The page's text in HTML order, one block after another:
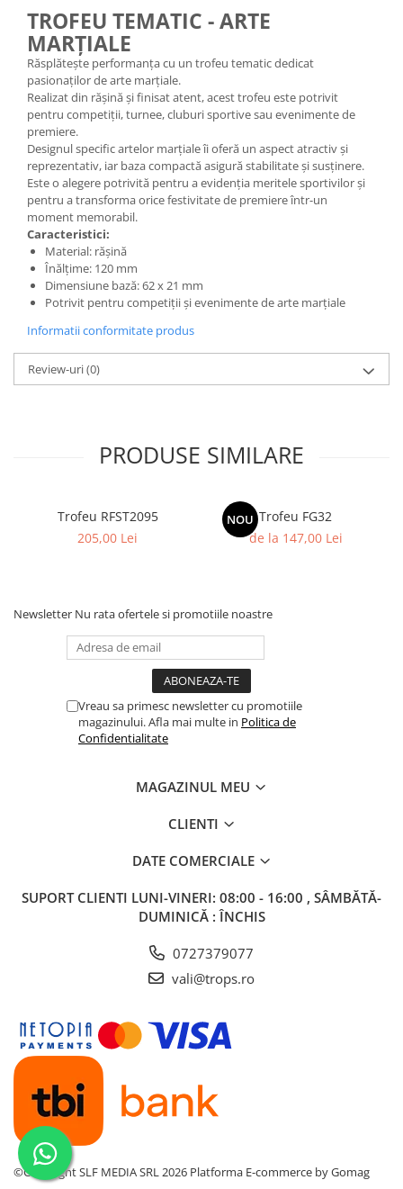
TROFEU TEMATIC - ARTE
MARȚIALE
Răsplătește performanța cu un trofeu tematic dedicat
pasionaților de arte marțiale.
Realizat din rășină și finisat atent, acest trofeu este potrivit
pentru competiții, turnee, cluburi sportive sau evenimente de
premiere.
Designul specific artelor marțiale îi oferă un aspect atractiv și
reprezentativ, iar baza compactă asigură stabilitate și susținere.
Este o alegere potrivită pentru a evidenția meritele sportivilor și
pentru a transforma orice festivitate de premiere într-un
moment memorabil.
Caracteristici:
Material: rășină
Înălțime: 120 mm
Dimensiune bază: 62 x 21 mm
Potrivit pentru competiții și evenimente de arte marțiale
Informatii conformitate produs
Review-uri(0)
PRODUSE SIMILARE
Trofeu RFST2095
205,00 Lei
NOU Trofeu FG32
de la 147,00 Lei
Newsletter Nu rata ofertele si promotiile noastre
Vreau sa primesc newsletter cu promotiile
magazinului. Afla mai multe in Politica de
Confidentialitate
MAGAZINUL MEU
CLIENTI
DATE COMERCIALE
SUPORT CLIENTI LUNI-VINERI: 08:00 - 16:00 , SÂMBĂTĂ-
DUMINICĂ : ÎNCHIS
0727379077
vali@trops.ro
©Copyright SLF MEDIA SRL 2026 Platforma E-commerce by Gomag